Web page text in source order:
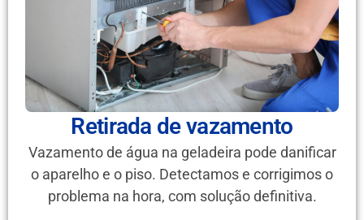
Retirada de vazamento
Vazamento de água na geladeira pode danificar
o aparelho e o piso. Detectamos e corrigimos o
problema na hora, com solução definitiva.